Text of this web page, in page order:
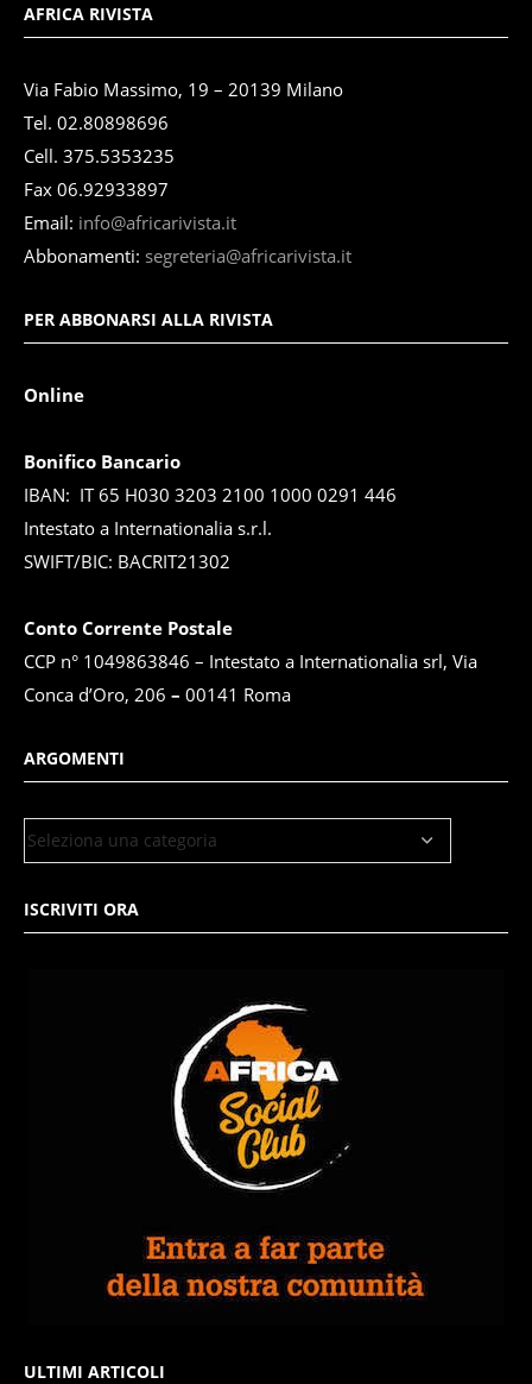
AFRICA RIVISTA
Via Fabio Massimo, 19 – 20139 Milano
Tel. 02.80898696
Cell. 375.5353235
Fax 06.92933897
Email: info@africarivista.it
Abbonamenti: segreteria@africarivista.it
PER ABBONARSI ALLA RIVISTA
Online
Bonifico Bancario
IBAN: IT 65 H030 3203 2100 1000 0291 446
Intestato a Internationalia s.r.l.
SWIFT/BIC: BACRIT21302
Conto Corrente Postale
CCP n° 1049863846 – Intestato a Internationalia srl, Via
Conca d’Oro, 206 – 00141 Roma
ARGOMENTI
ISCRIVITI ORA
ULTIMI ARTICOLI